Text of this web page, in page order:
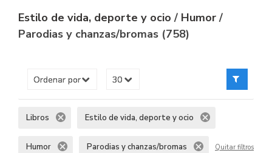
Estilo de vida, deporte y ocio/ Humor/
Parodias y chanzas/bromas (758)
Libros Estilo de vida, deporte y ocio
Humor Parodias y chanzas/bromas Quitar filtros